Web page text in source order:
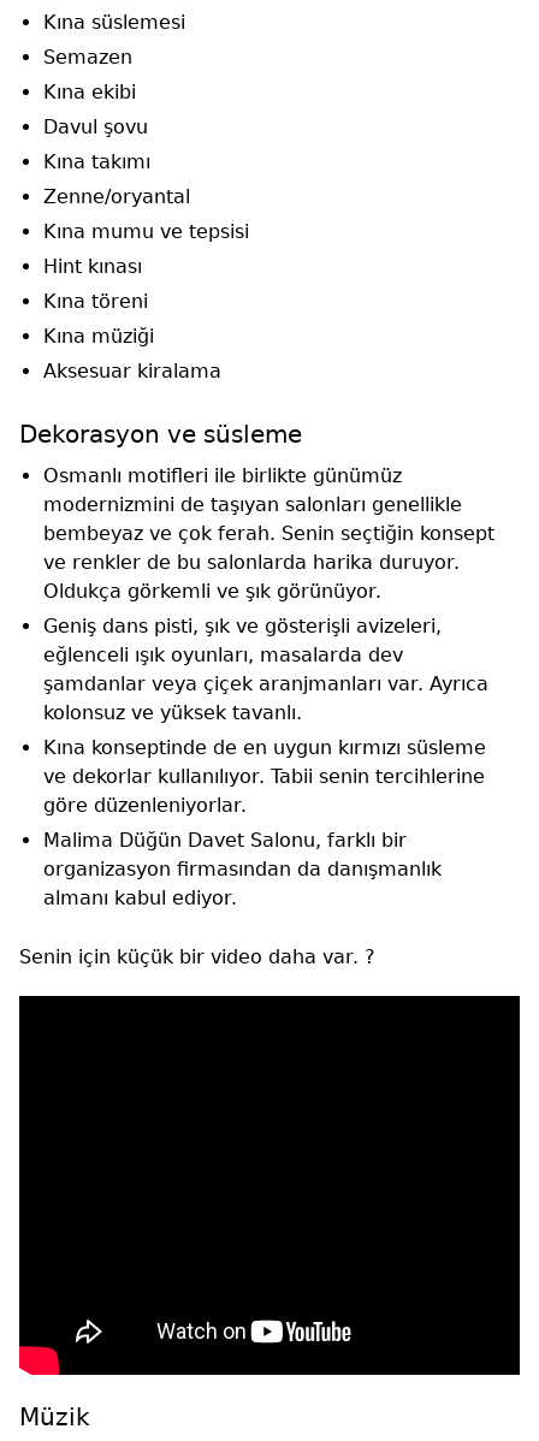
Kına süslemesi
Semazen
Kına ekibi
Davul şovu
Kına takımı
Zenne/oryantal
Kına mumu ve tepsisi
Hint kınası
Kına töreni
Kına müziği
Aksesuar kiralama
Dekorasyon ve süsleme
Osmanlı motifleri ile birlikte günümüz
modernizmini de taşıyan salonları genellikle
bembeyaz ve çok ferah. Senin seçtiğin konsept
ve renkler de bu salonlarda harika duruyor.
Oldukça görkemli ve şık görünüyor.
Geniş dans pisti, şık ve gösterişli avizeleri,
eğlenceli ışık oyunları, masalarda dev
şamdanlar veya çiçek aranjmanları var. Ayrıca
kolonsuz ve yüksek tavanlı.
Kına konseptinde de en uygun kırmızı süsleme
ve dekorlar kullanılıyor. Tabii senin tercihlerine
göre düzenleniyorlar.
Malima Düğün Davet Salonu, farklı bir
organizasyon firmasından da danışmanlık
almanı kabul ediyor.
Senin için küçük bir video daha var. ?
Müzik